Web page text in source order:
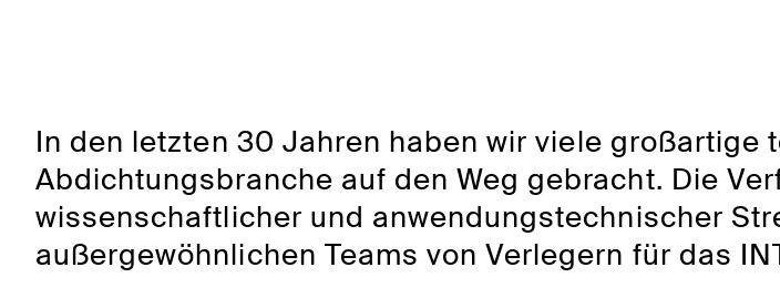
In den letzten 30 Jahren haben wir viele großartige
Abdichtungsbranche auf den Weg gebracht. Die
wissenschaftlicher und anwendungstechnischer
außergewöhnlichen Teams von Verlegern für das